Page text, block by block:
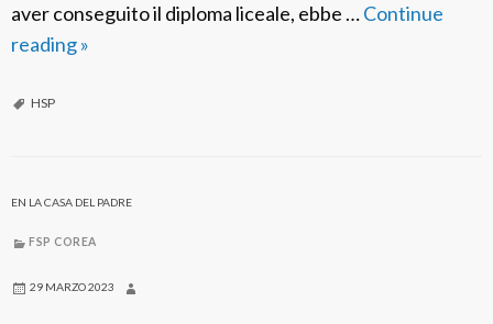
aver conseguito il diploma liceale, ebbe …Continue
readingF
r
:
»
HSP
EN LA CASA DEL PADRE
FSP COREA
29 MARZO 2023